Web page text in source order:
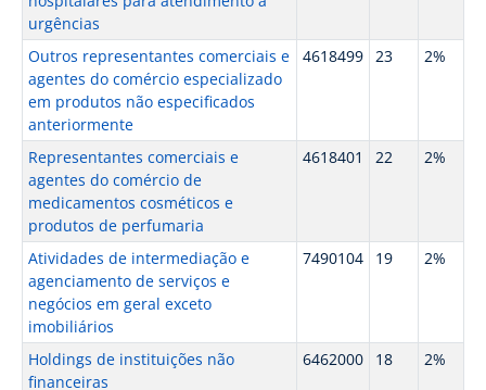
urgências
Outros representantes comerciais e
agentes do comércio especializado
em produtos não especificados
anteriormente
4618499 23 2%
Representantes comerciais e
agentes do comércio de
medicamentos cosméticos e
produtos de perfumaria
4618401 22 2%
Atividades de intermediação e
agenciamento de serviços e
negócios em geral exceto
imobiliários
7490104 19 2%
Holdings de instituições não
financeiras
6462000 18 2%